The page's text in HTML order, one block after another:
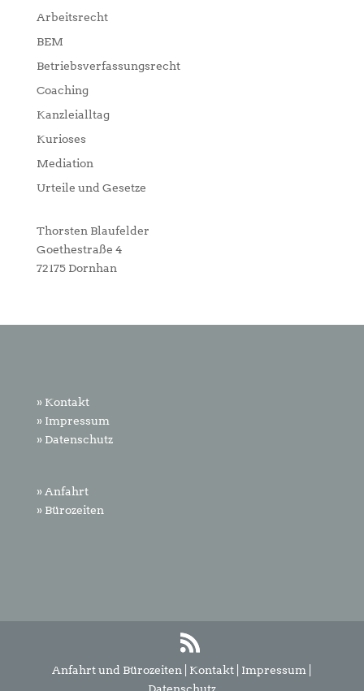
Arbeitsrecht
BEM
Betriebsverfassungsrecht
Coaching
Kanzleialltag
Kurioses
Mediation
Urteile und Gesetze
Thorsten Blaufelder
Goethestraße 4
72175 Dornhan
» Kontakt
» Impressum
» Datenschutz
» Anfahrt
» Bürozeiten
Anfahrt und Bürozeiten Kontakt Impressum